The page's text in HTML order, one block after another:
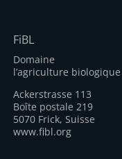
FiBL
Domaine
l’agriculture biologique
Ackerstrasse 113
Boîte postale 219
5070 Frick, Suisse
www.fibl.org